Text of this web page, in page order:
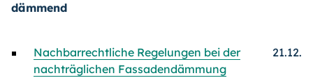
dämmend
Nachbarrechtliche Regelungen bei der
nachträglichen Fassadendämmung
21.12.